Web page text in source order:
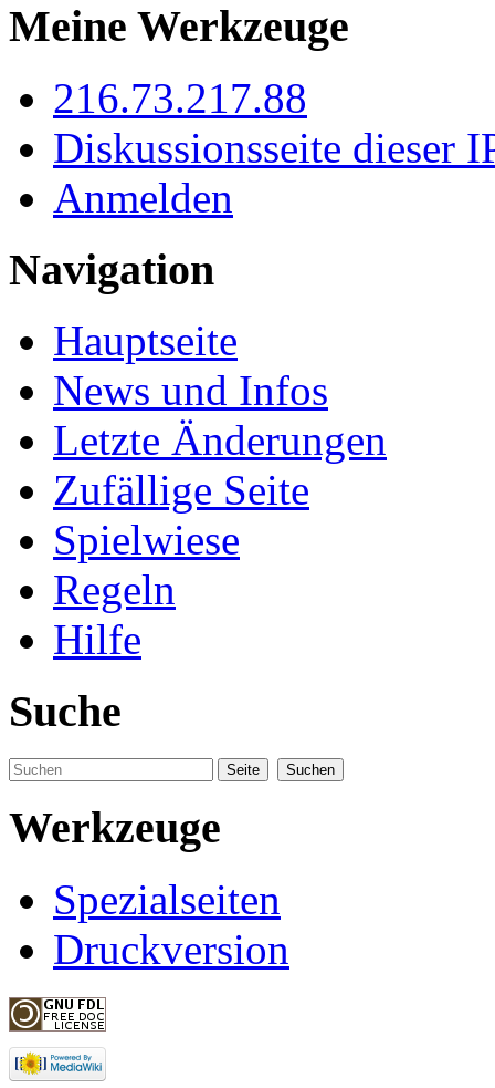
Meine Werkzeuge
216.73.217.88
Diskussionsseite dieser
Anmelden
Navigation
Hauptseite
News und Infos
Letzte Änderungen
Zufällige Seite
Spielwiese
Regeln
Hilfe
Suche
Werkzeuge
Spezialseiten
Druckversion